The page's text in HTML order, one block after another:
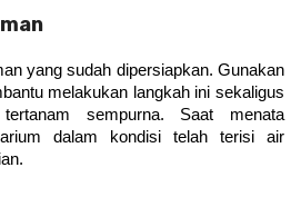
yang sudah dipersiapkan. Gunakan
melakukan langkah ini sekaligus
sempurna. Saat menata
dalam kondisi telah terisi air